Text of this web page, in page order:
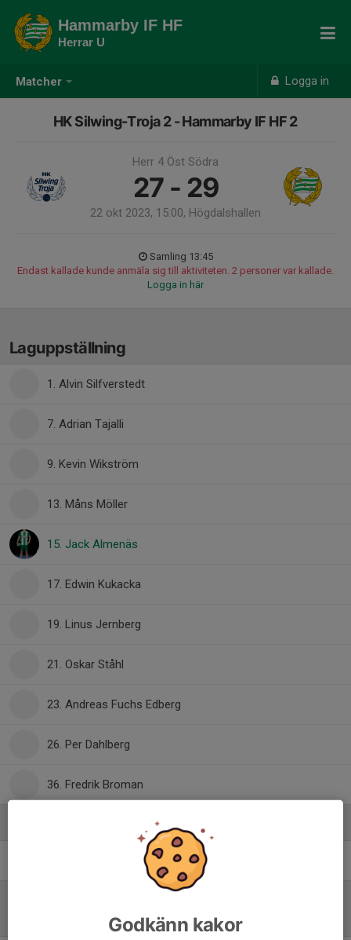
Matcher Logga in
Hammarby IF HF
Herrar U
HK Silwing-Troja 2 - Hammarby IF HF 2
Herr 4 Öst Södra
27 - 29
22 okt 2023, 15:00, Högdalshallen
Samling 13:45
Endast kallade kunde anmäla sig till aktiviteten. 2 personer var kallade.
Logga in här
Laguppställning
1. Alvin Silfverstedt
7. Adrian Tajalli
9. Kevin Wikström
13. Måns Möller
15. Jack Almenäs
17. Edwin Kukacka
19. Linus Jernberg
21. Oskar Ståhl
23. Andreas Fuchs Edberg
26. Per Dahlberg
36. Fredrik Broman
Tränare
Godkänn kakor